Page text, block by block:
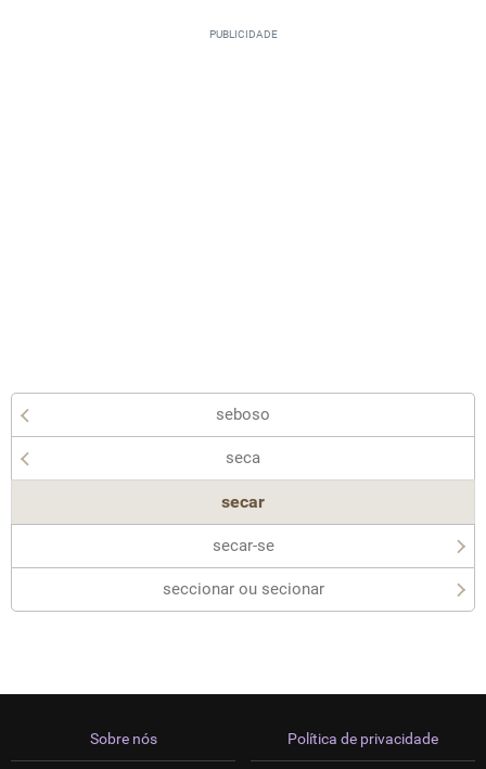
seboso
seca
secar
secar-se
seccionar ou secionar
Sobre nós Política de privacidade